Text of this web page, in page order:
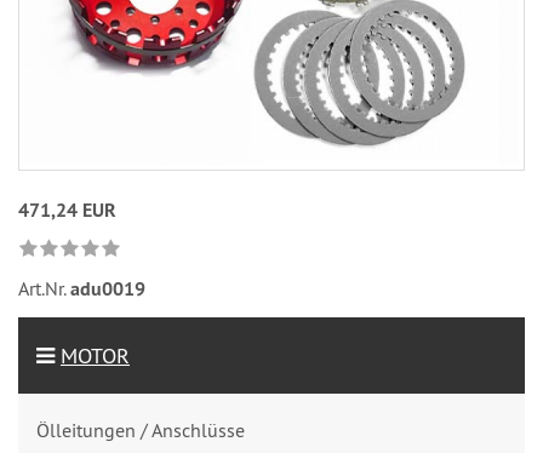
471,24 EUR
Art.Nr.adu0019
MOTOR
Ölleitungen / Anschlüsse